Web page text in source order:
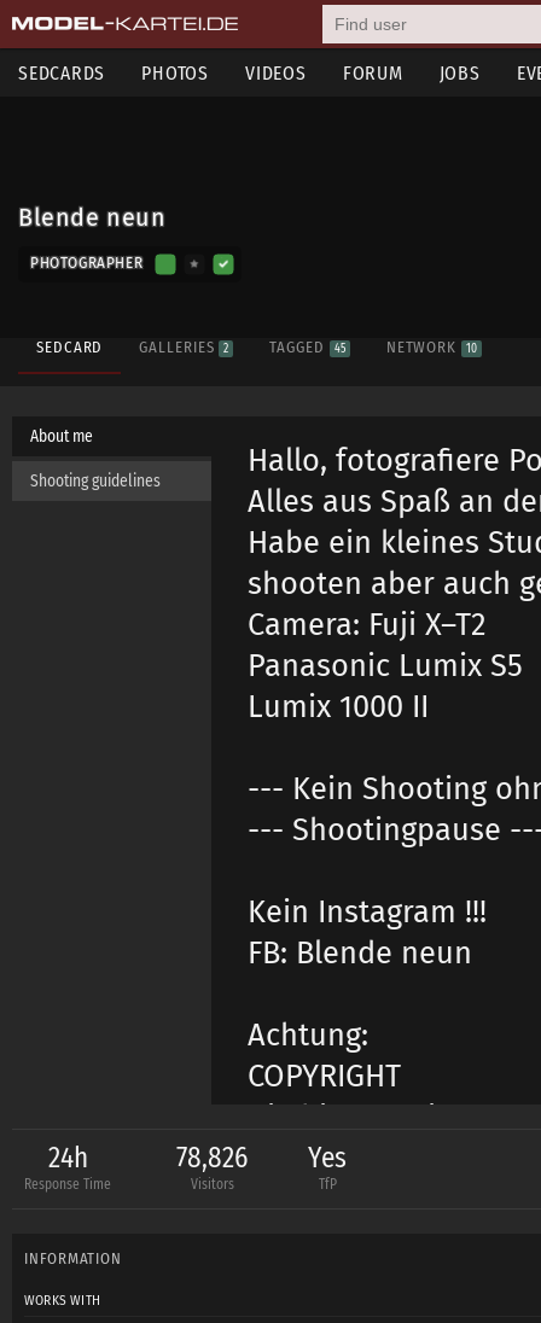
SEDCARDS PHOTOS VIDEOS FORUM JOBS
Blende neun
PHOTOGRAPHER
SEDCARD GALLERIES 2 TAGGED 45 NETWORK 10
About me
Shooting guidelines
Hallo, fotografiere
Alles aus Spaß an
Habe ein kleines
shooten aber auch
Camera: Fuji X–T2
Panasonic Lumix S5
Lumix 1000 II
--- Kein Shooting
--- Shootingpause
Kein Instagram !!!
FB: Blende neun
Achtung:
COPYRIGHT
Die hier gezeigten
und dürfen nicht
24h
Response Time
78,826
Visitors
Yes
TfP
INFORMATION
WORKS WITH